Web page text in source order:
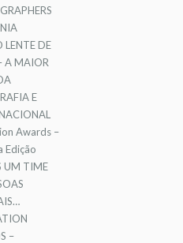
LENTE DE
A MAIOR
E
Awards –
Edição
UM TIME
–